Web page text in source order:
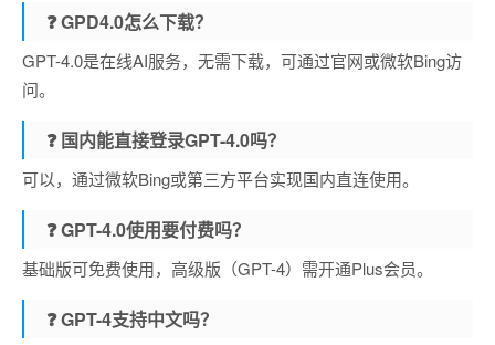
❓ GPD4.0怎么下载？
GPT-4.0是在线AI服务，无需下载，可通过官网或微软Bing访
问。
❓ 国内能直接登录GPT-4.0吗？
可以，通过微软Bing或第三方平台实现国内直连使用。
❓ GPT-4.0使用要付费吗？
基础版可免费使用，高级版（GPT-4）需开通Plus会员。
❓ GPT-4支持中文吗？